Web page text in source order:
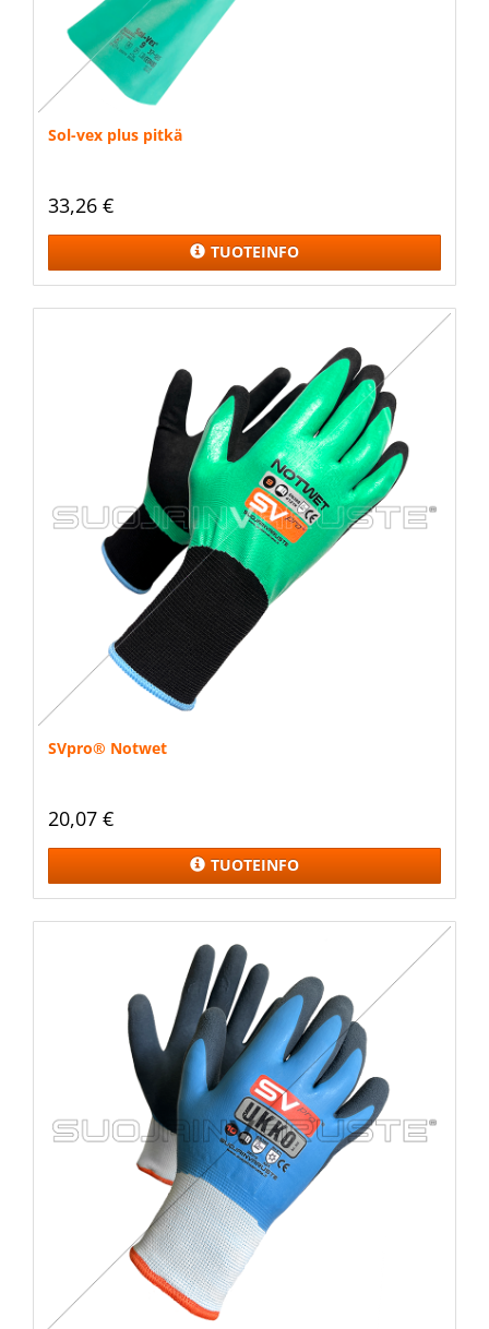
Sol-vex plus pitkä
33,26 €
TUOTEINFO
SVpro® Notwet
20,07 €
TUOTEINFO